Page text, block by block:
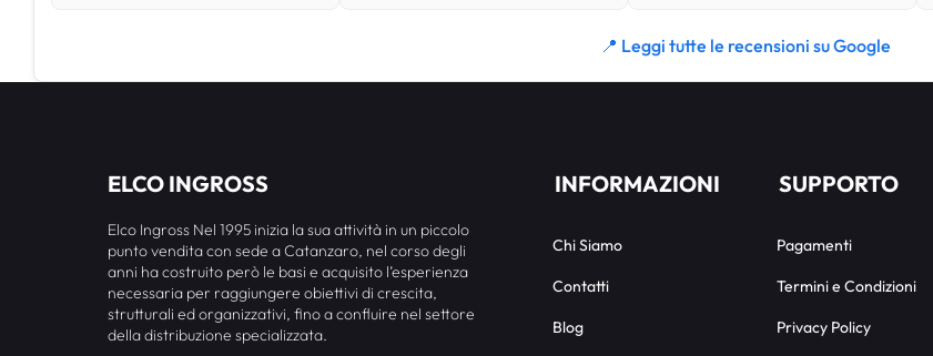
📍 Leggi tutte le recensioni su Google
ELCO INGROSS
Elco Ingross Nel 1995 inizia la sua attività in un piccolo
punto vendita con sede a Catanzaro, nel corso degli
anni ha costruito però le basi e acquisito l’esperienza
necessaria per raggiungere obiettivi di crescita,
strutturali ed organizzativi, fino a confluire nel settore
della distribuzione specializzata.
INFORMAZIONI
Chi Siamo
Contatti
Blog
SUPPORTO
Pagamenti
Termini e Condizioni
Privacy Policy